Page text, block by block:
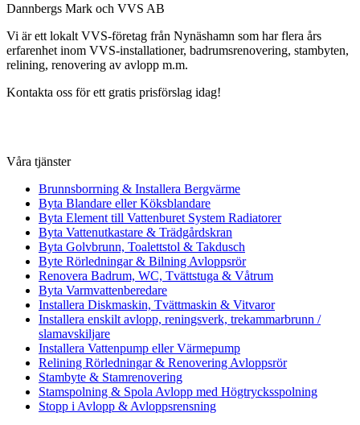
Dannbergs Mark och VVS AB
Vi är ett lokalt VVS-företag från Nynäshamn som har flera års
erfarenhet inom VVS-installationer, badrumsrenovering, stambyten,
relining, renovering av avlopp m.m.
Kontakta oss för ett gratis prisförslag idag!
Våra tjänster
Brunnsborrning & Installera Bergvärme
Byta Blandare eller Köksblandare
Byta Element till Vattenburet System Radiatorer
Byta Vattenutkastare & Trädgårdskran
Byta Golvbrunn, Toalettstol & Takdusch
Byte Rörledningar & Bilning Avloppsrör
Renovera Badrum, WC, Tvättstuga & Våtrum
Byta Varmvattenberedare
Installera Diskmaskin, Tvättmaskin & Vitvaror
Installera enskilt avlopp, reningsverk, trekammarbrunn /
slamavskiljare
Installera Vattenpump eller Värmepump
Relining Rörledningar & Renovering Avloppsrör
Stambyte & Stamrenovering
Stamspolning & Spola Avlopp med Högtrycksspolning
Stopp i Avlopp & Avloppsrensning